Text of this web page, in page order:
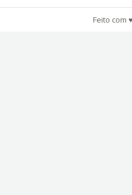
Feito com